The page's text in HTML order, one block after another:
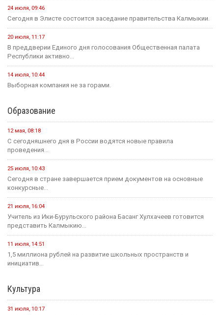
24 июля, 09:46
Сегодня в Элисте состоится заседание правительства Калмыкии.
20 июля, 11:17
В преддверии Единого дня голосования Общественная палата
Республики активно...
14 июля, 10:44
Выборная компания не за горами.
Образование
12 мая, 08:18
С сегодняшнего дня в России водятся новые правила
проведения...
25 июля, 10:43
Сегодня в стране завершается прием документов на основные
конкурсные...
21 июля, 16:04
Учитель из Ики-Бурульского района Басанг Хулхачеев готовится
представить Калмыкию...
11 июля, 14:51
1,5 миллиона рублей на развитие школьных пространств и
инициатив...
Культура
31 июля, 10:17